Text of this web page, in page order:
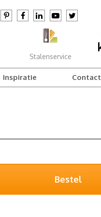
Stalenservice
Inspiratie Contact